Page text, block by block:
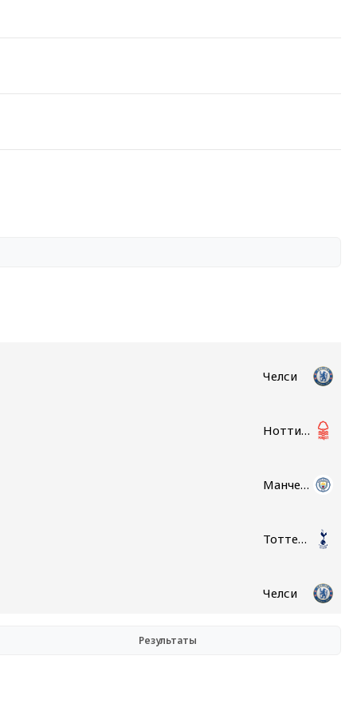
Челси
Ноттингем Форест
Манчестер Сити
Тоттенхэм
Челси
Результаты